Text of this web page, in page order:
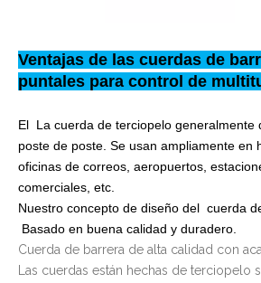
Ventajas de las cuerdas de
puntales para control de
El La cuerda de terciopelo generalmente
poste de poste. Se usan ampliamente en
oficinas de correos, aeropuertos,
comerciales, etc.
Nuestro concepto de diseño del cuerda
Basado en buena calidad y duradero.
Cuerda de barrera de alta calidad con
Las cuerdas están hechas de terciopelo